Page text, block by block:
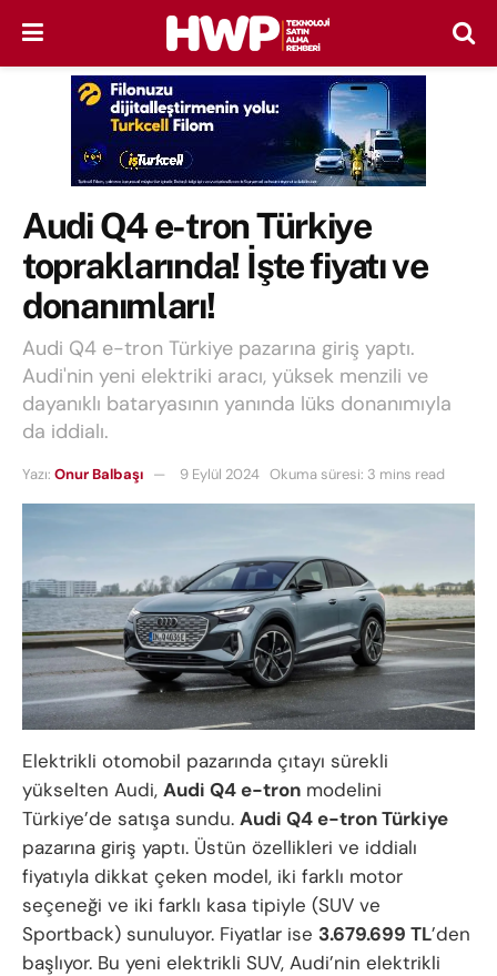
Audi Q4 e-tron Türkiye
topraklarında! İşte fiyatı ve
donanımları!
Audi Q4 e-tron Türkiye pazarına giriş yaptı.
Audi'nin yeni elektriki aracı, yüksek menzili ve
dayanıklı bataryasının yanında lüks donanımıyla
da iddialı.
Yazı: Onur Balbaşı 9 Eylül 2024 Okuma süresi: 3 mins read
Elektrikli otomobil pazarında çıtayı sürekli
yükselten Audi, Audi Q4 e-tron modelini
Türkiye’de satışa sundu. Audi Q4 e-tron Türkiye
pazarına giriş yaptı. Üstün özellikleri ve iddialı
fiyatıyla dikkat çeken model, iki farklı motor
seçeneği ve iki farklı kasa tipiyle (SUV ve
Sportback) sunuluyor. Fiyatlar ise 3.679.699 TL’den
başlıyor. Bu yeni elektrikli SUV, Audi’nin elektrikli